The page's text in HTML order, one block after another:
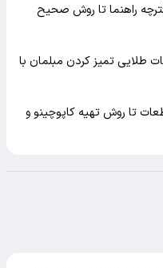
راهنما تا روش صحیح
طلایی تمیز کردن مبلمان با
تا روش تهیه کاپوچینو و